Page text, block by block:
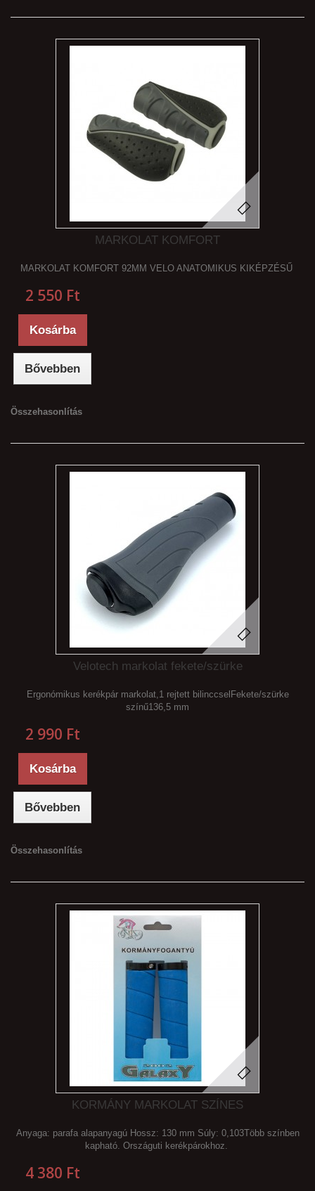
MARKOLAT KOMFORT
MARKOLAT KOMFORT 92MM VELO ANATOMIKUS KIKÉPZÉSŰ
2 550 Ft‎
Kosárba
Bővebben
Összehasonlítás
Velotech markolat fekete/szürke
Ergonómikus kerékpár markolat,1 rejtett bilinccselFekete/szürke
színű136,5 mm
2 990 Ft‎
Kosárba
Bővebben
Összehasonlítás
KORMÁNY MARKOLAT SZÍNES
Anyaga: parafa alapanyagú Hossz: 130 mm Súly: 0,103Több színben
kapható. Országuti kerékpárokhoz.
4 380 Ft‎